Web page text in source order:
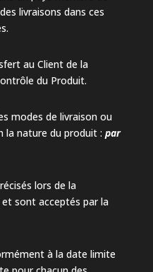
livraisons dans ces
au Client de la
du Produit.
modes de livraison ou
la nature du produit : par
lors de la
sont acceptés par la
à la date limite